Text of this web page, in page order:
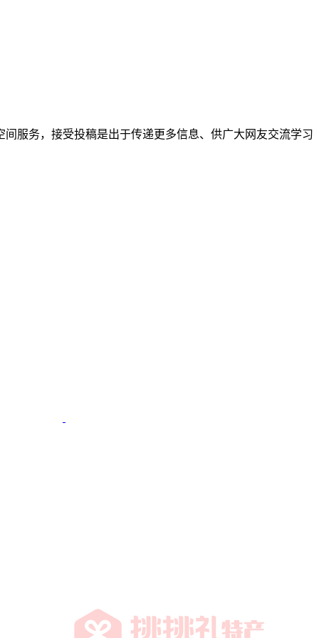
服务，接受投稿是出于传递更多信息、供广大网友交流学习